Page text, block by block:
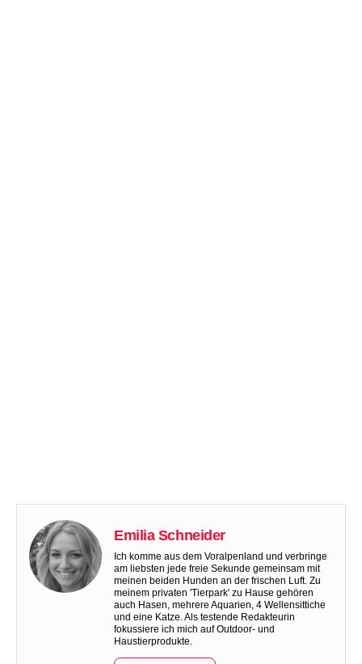
Emilia Schneider
Ich komme aus dem Voralpenland und verbringe
am liebsten jede freie Sekunde gemeinsam mit
meinen beiden Hunden an der frischen Luft. Zu
meinem privaten 'Tierpark' zu Hause gehören
auch Hasen, mehrere Aquarien, 4 Wellensittiche
und eine Katze. Als testende Redakteurin
fokussiere ich mich auf Outdoor- und
Haustierprodukte.